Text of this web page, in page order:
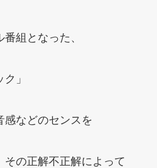
組となった、
」
感などのセンスを
その正解不正解によって